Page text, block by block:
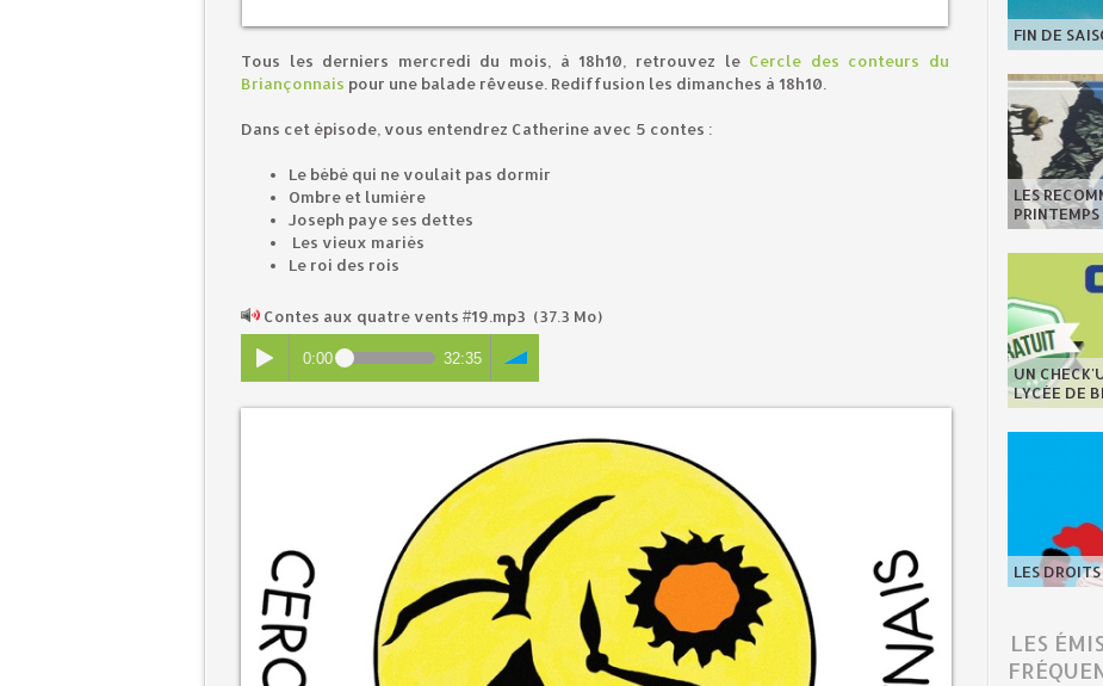
Tous les derniers mercredi du mois, à 18h10, retrouvez le Cercle des conteurs du
Briançonnais pour une balade rêveuse. Rediffusion les dimanches à 18h10.
Dans cet épisode, vous entendrez Catherine avec 5 contes :
Le bébé qui ne voulait pas dormir
Ombre et lumière
Joseph paye ses dettes
Les vieux mariés
Le roi des rois
Contes aux quatre vents #19.mp3 (37.3 Mo)
0:00 32:35
FIN DE
LES
PRINTEMPS
UN
LYCÉE DE
LES
LES